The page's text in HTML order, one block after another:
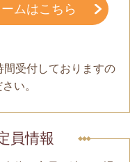
ムはこちら
受付しておりますの
い。
員情報